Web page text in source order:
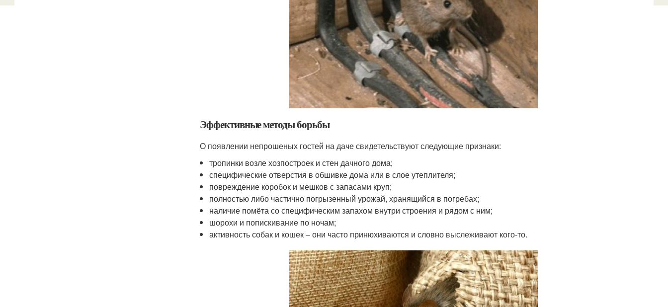
Эффективные методы борьбы
О появлении непрошеных гостей на даче свидетельствуют следующие признаки:
тропинки возле хозпостроек и стен дачного дома;
специфические отверстия в обшивке дома или в слое утеплителя;
повреждение коробок и мешков с запасами круп;
полностью либо частично погрызенный урожай, хранящийся в погребах;
наличие помёта со специфическим запахом внутри строения и рядом с ним;
шорохи и попискивание по ночам;
активность собак и кошек – они часто принюхиваются и словно выслеживают кого-то.